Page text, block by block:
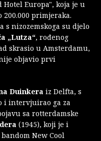
Europa", koja je u
primjeraka.
s nizozemskoga su djelo
„Lutza“, rođenog
skrasio u Amsterdamu,
objavio prvi
Duinkera iz Delfta, s
i intervjuirao ga za
sa rotterdamske
(1945), koji je i
New Cool